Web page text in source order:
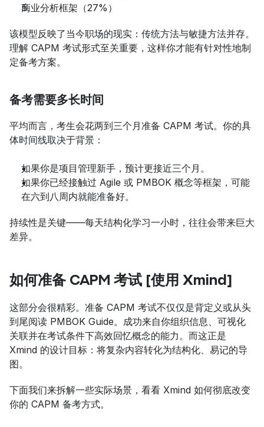
商业分析框架（27%）
该模型反映了当今职场的现实：传统方法与敏捷方法并存。
理解 CAPM 考试形式至关重要，这样你才能有针对性地制
定备考方案。
备考需要多长时间
平均而言，考生会花两到三个月准备 CAPM 考试。你的具
体时间线取决于背景：
如果你是项目管理新手，预计更接近三个月。
如果你已经接触过 Agile 或 PMBOK 概念等框架，可能
在六到八周内就能准备好。
持续性是关键——每天结构化学习一小时，往往会带来巨大
差异。
如何准备 CAPM 考试 [使用 Xmind]
这部分会很精彩。准备 CAPM 考试不仅仅是背定义或从头
到尾阅读 PMBOK Guide。成功来自你组织信息、可视化
关联并在考试条件下高效回忆概念的能力。而这正是
Xmind 的设计目标：将复杂内容转化为结构化、易记的导
图。
下面我们来拆解一些实际场景，看看 Xmind 如何彻底改变
你的 CAPM 备考方式。